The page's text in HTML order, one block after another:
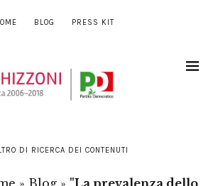
BLOG PRESS KIT
DI RICERCA DEI CONTENUTI